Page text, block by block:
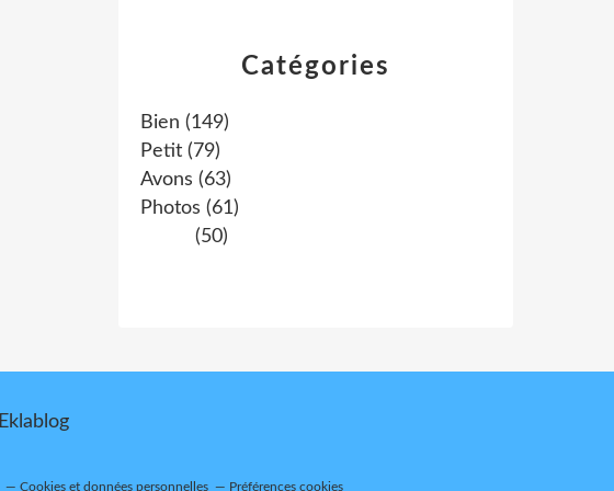
Catégories
Bien (149)
Petit (79)
Avons (63)
Photos (61)
(50)
Eklablog
Cookies et données personnelles Préférences cookies